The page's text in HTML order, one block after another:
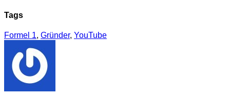
Tags
Formel 1, Gründer, YouTube